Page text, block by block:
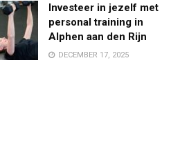
Investeer in jezelf met
personal training in
Alphen aan den Rijn
DECEMBER 17, 2025